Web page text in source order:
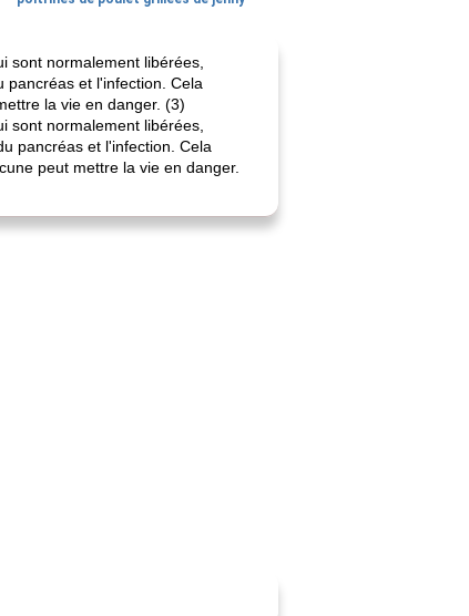
sont normalement libérées,
pancréas et l'infection. Cela
la vie en danger. (3)
sont normalement libérées,
pancréas et l'infection. Cela
peut mettre la vie en danger.